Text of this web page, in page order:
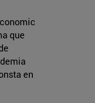
que
en